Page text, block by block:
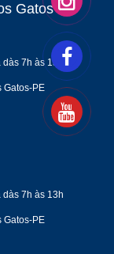
Gatos
7h às 13h
Gatos-PE
7h às 13h
Gatos-PE